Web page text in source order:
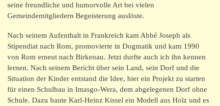
seine freundliche und humorvolle Art bei vielen
Gemeindemitgliedern Begeisterung auslöste.
Nach seinem Aufenthalt in Frankreich kam Abbé Joseph als
Stipendiat nach Rom, promovierte in Dogmatik und kam 1990
von Rom erneut nach Birkenau. Jetzt durfte auch ich ihn kennen
lernen. Nach seinem Bericht über sein Land, sein Dorf und die
Situation der Kinder entstand die Idee, hier ein Projekt zu starten
für einen Schulbau in Imasgo-Wera, dem abgelegenen Dorf ohne
Schule. Dazu baute Karl-Heinz Kissel ein Modell aus Holz und es